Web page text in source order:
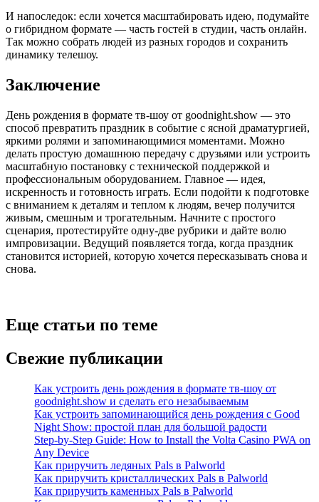
И напоследок: если хочется масштабировать идею, подумайте
о гибридном формате — часть гостей в студии, часть онлайн.
Так можно собрать людей из разных городов и сохранить
динамику телешоу.
Заключение
День рождения в формате тв-шоу от goodnight.show — это
способ превратить праздник в событие с ясной драматургией,
яркими ролями и запоминающимися моментами. Можно
делать простую домашнюю передачу с друзьями или устроить
масштабную постановку с технической поддержкой и
профессиональным оборудованием. Главное — идея,
искренность и готовность играть. Если подойти к подготовке
с вниманием к деталям и теплом к людям, вечер получится
живым, смешным и трогательным. Начните с простого
сценария, протестируйте одну-две рубрики и дайте волю
импровизации. Ведущий появляется тогда, когда праздник
становится историей, которую хочется пересказывать снова и
снова.
Еще статьи по теме
Свежие публикации
Как устроить день рождения в формате тв-шоу от
goodnight.show и сделать его незабываемым
Как устроить запоминающийся день рождения с Good
Night Show: простой план для большой радости
Step-by-Step Guide: How to Install the Volta Casino PWA on
Any Device
Как приручить ледяных Pals в Palworld
Как приручить кристаллических Pals в Palworld
Как приручить каменных Pals в Palworld